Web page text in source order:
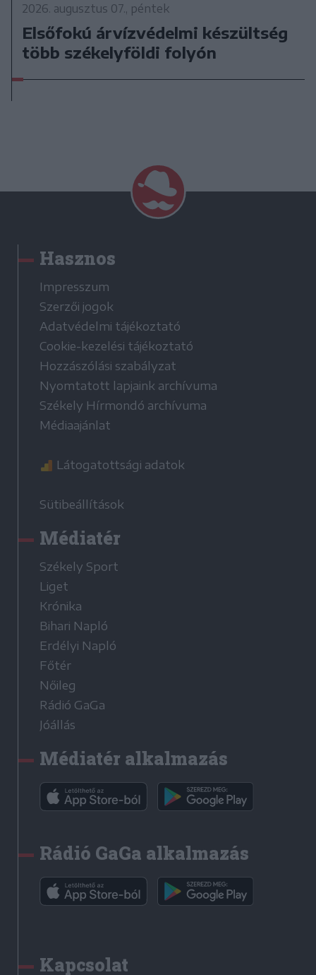
2026. augusztus 07., péntek
Elsőfokú árvízvédelmi készültség
több székelyföldi folyón
Hasznos
Impresszum
Szerzői jogok
Adatvédelmi tájékoztató
Cookie-kezelési tájékoztató
Hozzászólási szabályzat
Nyomtatott lapjaink archívuma
Székely Hírmondó archívuma
Médiaajánlat
Látogatottsági adatok
Sütibeállítások
Médiatér
Székely Sport
Liget
Krónika
Bihari Napló
Erdélyi Napló
Főtér
Nőileg
Rádió GaGa
Jóállás
Médiatér alkalmazás
Rádió GaGa alkalmazás
Kapcsolat